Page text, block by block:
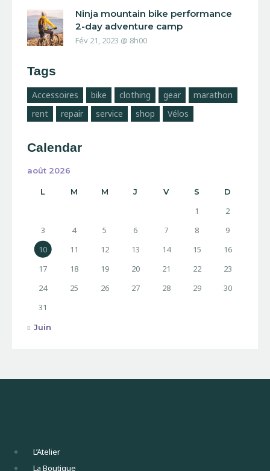
Ninja mountain bike performance
2-day adventure camp
Fév 21, 2023 @ 8h00
Tags
Accessoires bike clothing gear
marathon
rent
repair service shop Vélos
Calendar
août 2026
L M M J V S D
1
2
3
4 5 6 7 8
9
10
11 12 13 14 15
16
17
18 19 20 21 22
23
24
25 26 27 28 29
30
31
« Juin
L’Atelier
La Boutique